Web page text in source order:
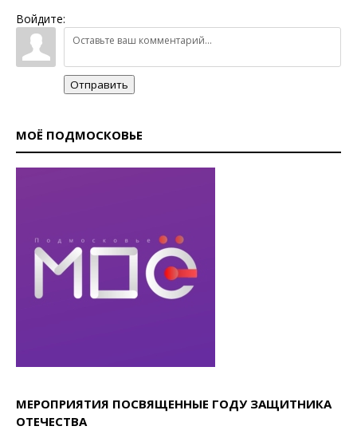
Войдите:
Отправить
МОЁ ПОДМОСКОВЬЕ
МЕРОПРИЯТИЯ ПОСВЯЩЕННЫЕ ГОДУ ЗАЩИТНИКА
ОТЕЧЕСТВА